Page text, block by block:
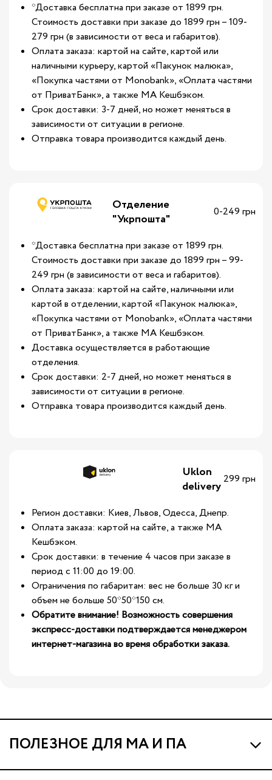
*Доставка бесплатна при заказе от 1899 грн.
Стоимость доставки при заказе до 1899 грн – 109-
279 грн (в зависимости от веса и габаритов).
Оплата заказа: картой на сайте, картой или
наличными курьеру, картой «Пакунок малюка»,
«Покупка частями от Monobank», «Оплата частями
от ПриватБанк», а также МА Кешбэком.
Срок доставки: 3-7 дней, но может меняться в
зависимости от ситуации в регионе.
Отправка товара производится каждый день.
Отделение
"Укрпошта"
0-249 грн
*Доставка бесплатна при заказе от 1899 грн.
Стоимость доставки при заказе до 1899 грн – 99-
249 грн (в зависимости от веса и габаритов).
Оплата заказа: картой на сайте, наличными или
картой в отделении, картой «Пакунок малюка»,
«Покупка частями от Monobank», «Оплата частями
от ПриватБанк», а также МА Кешбэком.
Доставка осуществляется в работающие
отделения.
Срок доставки: 2-7 дней, но может меняться в
зависимости от ситуации в регионе.
Отправка товара производится каждый день.
Uklon
delivery 299 грн
Регион доставки: Киев, Львов, Одесса, Днепр.
Оплата заказа: картой на сайте, а также МА
Кешбэком.
Срок доставки: в течение 4 часов при заказе в
период с 11:00 до 19:00.
Ограничения по габаритам: вес не больше 30 кг и
объем не больше 50*50*150 см.
Обратите внимание! Возможность совершения
экспресс-доставки подтверждается менеджером
интернет-магазина во время обработки заказа.
ПОЛЕЗНОЕ ДЛЯ МА И ПА
Про МА и Маминых Ассистентов